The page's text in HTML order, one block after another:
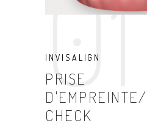
INVISALIGN
PRISE
CHECK
01